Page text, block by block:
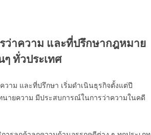
าความ และที่ปรึกษากฎหมาย
ทั่วประเทศ
าม และที่ปรึกษา เริ่มดำเนินธุรกิจตั้งแต่ปี
ายความ มีประสบการณ์ในการว่าความในคดี